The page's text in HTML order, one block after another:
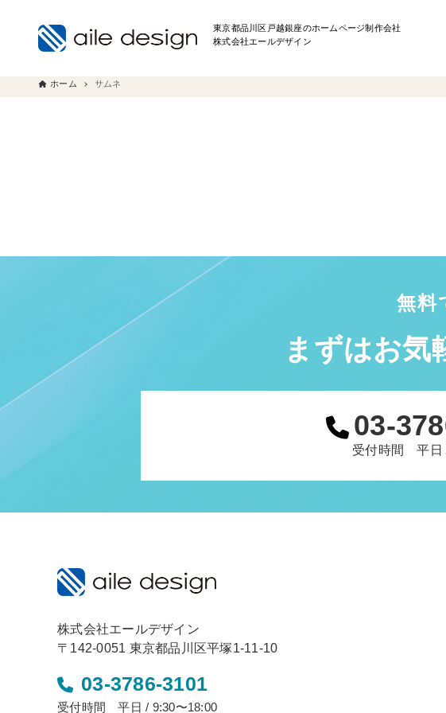
東京都品川区戸越銀座のホームページ制作会社
株式会社エールデザイン
ホーム サムネ
無料
まずはお気
03-
受付時間 平日
株式会社エールデザイン
〒142-0051 東京都品川区平塚1-11-10
03-3786-3101
受付時間 平日 / 9:30〜18:00